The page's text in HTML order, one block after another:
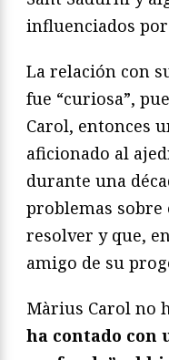
influenciados
La relación con
fue “curiosa”,
Carol, entonces
aficionado al
durante una
problemas sobre
resolver y que,
amigo de su
Màrius Carol no
ha contado con